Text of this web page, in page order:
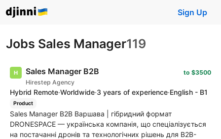
Sign Up
Jobs Sales Manager119
Sales Manager B2B
Hirestep Agency
to $3500
Hybrid Remote·Worldwide·3 years of experience·English - B1
Product
Sales Manager B2B Варшава | гібридний формат
DRONESPACE — українська компанія, що спеціалізується
на постачанні дронів та технологічних рішень для B2B-